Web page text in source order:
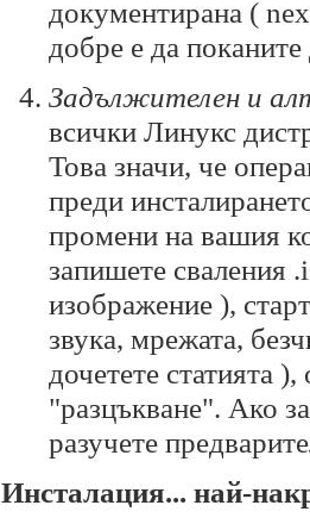
документирана (
добре е да
Задължителен и
всички Линукс
Това значи, че
преди
промени на вашия
запишете сваления
изображение ),
звука, мрежата,
дочетете статията
"разцъкване". Ако
разучете
Инсталация... най-